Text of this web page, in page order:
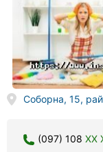
Соборна, 15,
(097) 108 XX